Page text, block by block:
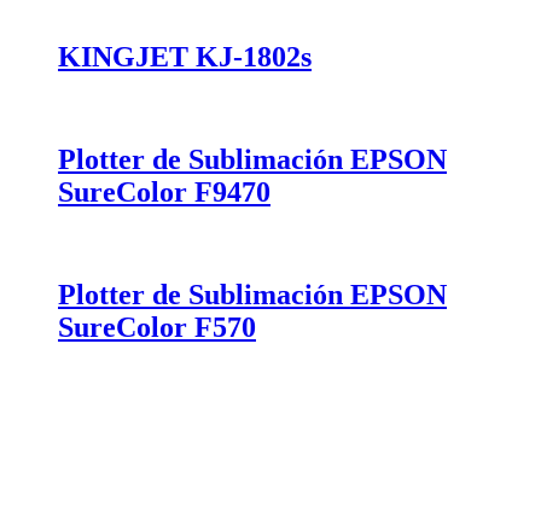
KINGJET KJ-1802s
Plotter de Sublimación EPSON
SureColor F9470
Plotter de Sublimación EPSON
SureColor F570